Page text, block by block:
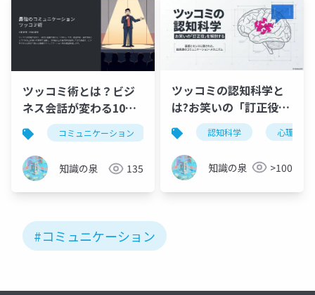
ツッコミ術とは？ビジ
ネス会話が変わる10の
型と6つのメリット完全
ガイド
コミュニケーション ツッコミ 会話術
知識の泉 135
ツッコミの認知科学と
は?お笑いの「訂正役」
を科学的に徹底解説
認知科学 心理学
知識の泉 >100
#コミュニケーション